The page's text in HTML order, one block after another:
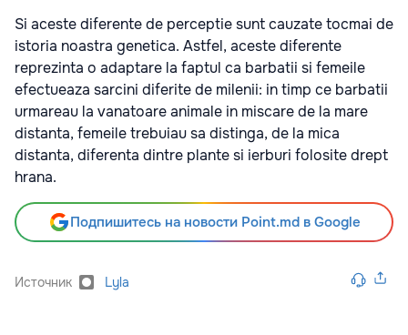
Si aceste diferente de perceptie sunt cauzate tocmai de
istoria noastra genetica. Astfel, aceste diferente
reprezinta o adaptare la faptul ca barbatii si femeile
efectueaza sarcini diferite de milenii: in timp ce barbatii
urmareau la vanatoare animale in miscare de la mare
distanta, femeile trebuiau sa distinga, de la mica
distanta, diferenta dintre plante si ierburi folosite drept
hrana.
Подпишитесь на новости Point.md в Google
Источник Lyla